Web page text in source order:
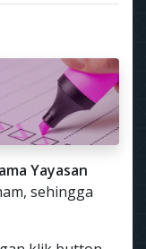
Yayasan
sehingga